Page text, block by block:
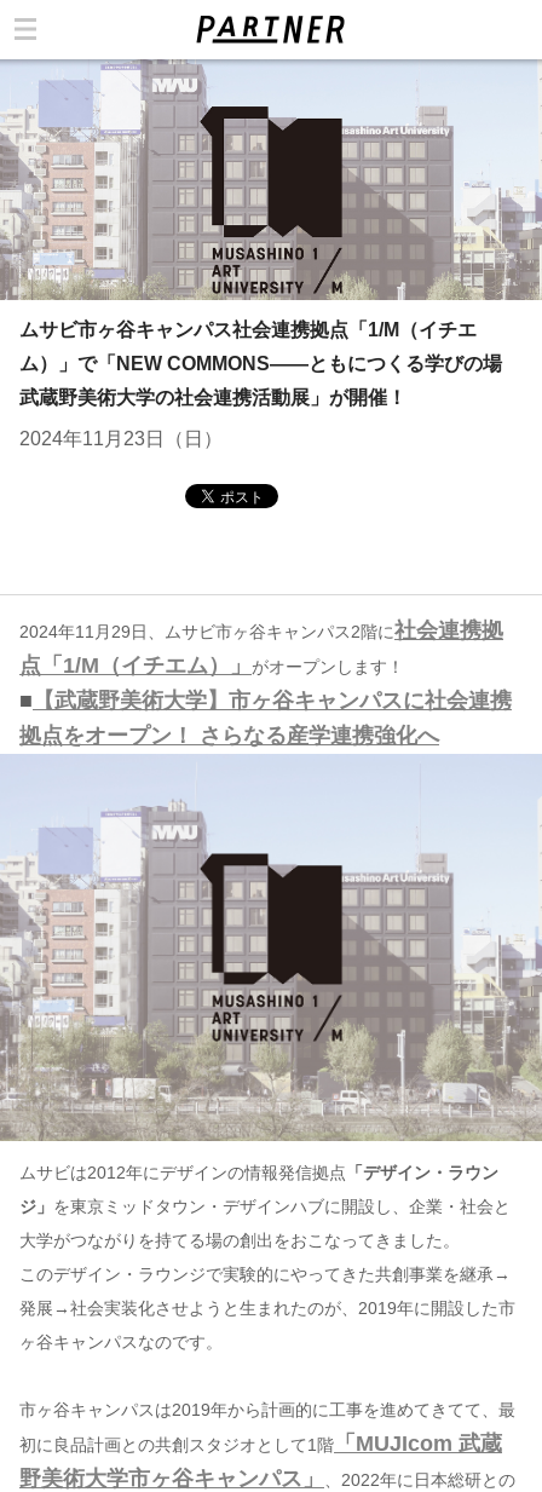
ムサビ市ヶ谷キャンパス社会連携拠点「1/M（イチエ
ム）」で「NEW COMMONS——ともにつくる学びの場
武蔵野美術大学の社会連携活動展」が開催！
2024年11月23日（日）
2024年11月29日、ムサビ市ヶ谷キャンパス2階に社会連携拠
点「1/M（イチエム）」
がオープンします！
■ 【武蔵野美術⼤学】市ヶ⾕キャンパスに社会連携
拠点をオープン！ さらなる産学連携強化へ
ムサビは2012年にデザインの情報発信拠点 「デザイン・ラウン
ジ」 を東京ミッドタウン・デザインハブに開設し、企業・社会と
⼤学がつながりを持てる場の創出をおこなってきました。
このデザイン・ラウンジで実験的にやってきた共創事業を継承→
発展→社会実装化させようと生まれたのが、2019年に開設した市
ヶ⾕キャンパスなのです。
市ヶ谷キャンパスは2019年から計画的に工事を進めてきてて、最
初に良品計画との共創スタジオとして1階
「MUJIcom 武蔵
野美術大学市ヶ谷キャンパス」
、2022年に日本総研との
コンテンツ
このサイトについて
運営会社
お問い合わせ